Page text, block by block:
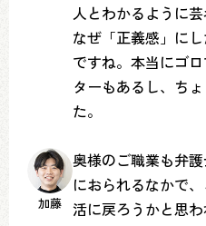
人とわかるように芸
なぜ「正義感」に
ですね。本当にゴ
ターもあるし、ち
た。
加藤
奥様のご職業も弁
におられるなかで
活に戻ろうかと思わ